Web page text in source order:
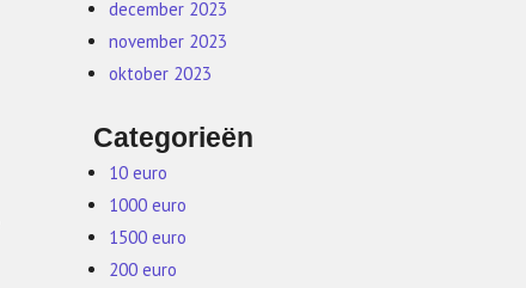
december 2023
november 2023
oktober 2023
Categorieën
10 euro
1000 euro
1500 euro
200 euro